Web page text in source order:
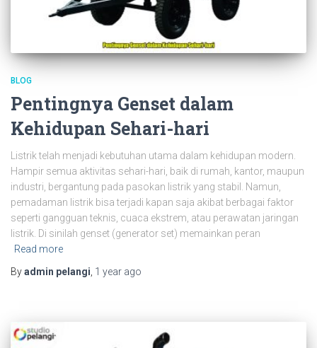
BLOG
Pentingnya Genset dalam
Kehidupan Sehari-hari
Listrik telah menjadi kebutuhan utama dalam kehidupan modern.
Hampir semua aktivitas sehari-hari, baik di rumah, kantor, maupun
industri, bergantung pada pasokan listrik yang stabil. Namun,
pemadaman listrik bisa terjadi kapan saja akibat berbagai faktor
seperti gangguan teknis, cuaca ekstrem, atau perawatan jaringan
listrik. Di sinilah genset (generator set) memainkan peran
Read more
Byadmin pelangi, 1 year ago